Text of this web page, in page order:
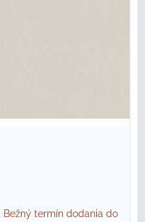
Bežný termín dodania do